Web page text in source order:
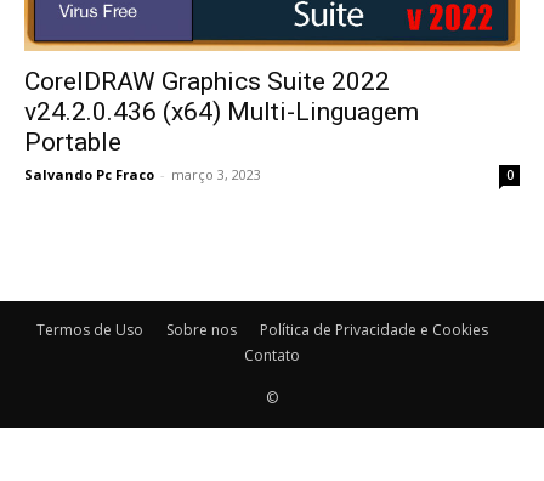
CorelDRAW Graphics Suite 2022
v24.2.0.436 (x64) Multi-Linguagem
Portable
Salvando Pc Fraco - março 3, 2023 0
Termos de Uso Sobre nos
Política de Privacidade e Cookies
Contato
©